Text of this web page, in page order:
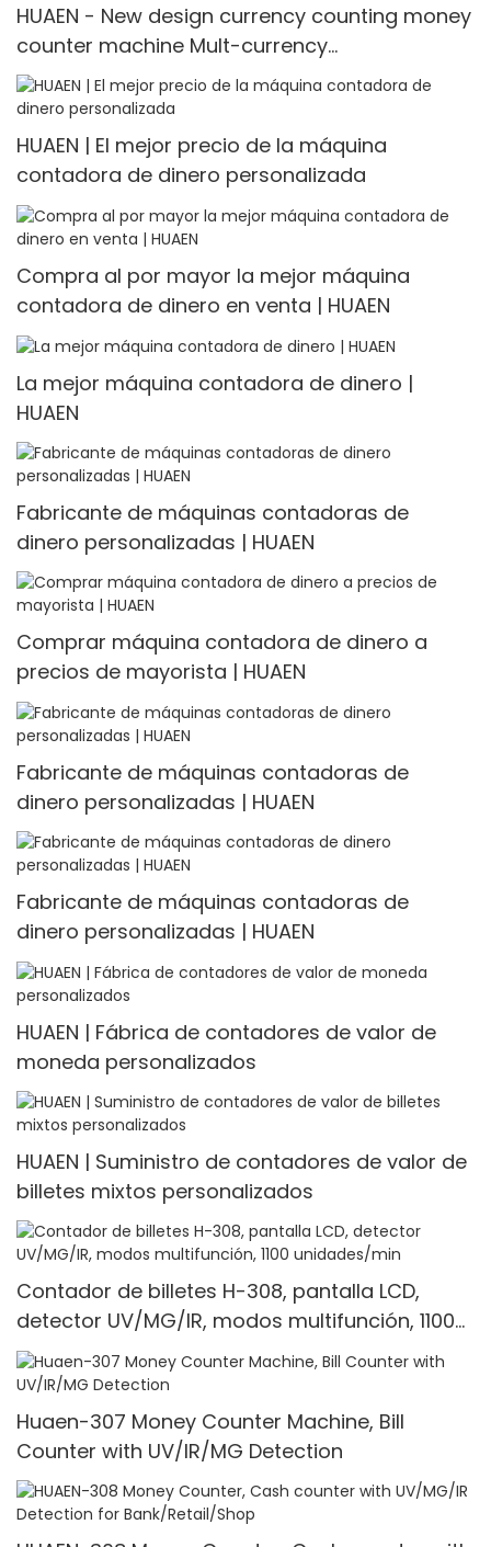
HUAEN - New design currency counting money
counter machine Mult-currency
Counter<000000>detector
HUAEN | El mejor precio de la máquina
contadora de dinero personalizada
Compra al por mayor la mejor máquina
contadora de dinero en venta | HUAEN
La mejor máquina contadora de dinero |
HUAEN
Fabricante de máquinas contadoras de
dinero personalizadas | HUAEN
Comprar máquina contadora de dinero a
precios de mayorista | HUAEN
Fabricante de máquinas contadoras de
dinero personalizadas | HUAEN
Fabricante de máquinas contadoras de
dinero personalizadas | HUAEN
HUAEN | Fábrica de contadores de valor de
moneda personalizados
HUAEN | Suministro de contadores de valor de
billetes mixtos personalizados
Contador de billetes H-308, pantalla LCD,
detector UV/MG/IR, modos multifunción, 1100
unidades/min
Huaen-307 Money Counter Machine, Bill
Counter with UV/IR/MG Detection